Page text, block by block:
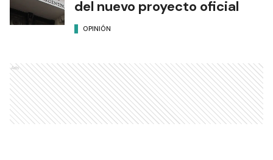
del nuevo proyecto oficial
OPINIÓN
Ads